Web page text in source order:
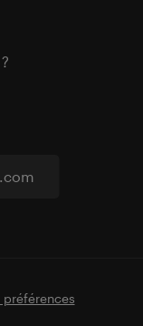
préférences